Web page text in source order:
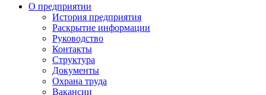
О предприятии
История предприятия
Раскрытие информации
Руководство
Контакты
Структура
Документы
Охрана труда
Вакансии